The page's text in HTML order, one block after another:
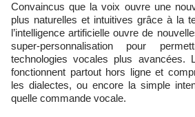
Convaincus que la voix ouvre une nouvelle ère d’expériences
plus naturelles et intuitives grâce à la
l’intelligence artificielle ouvre de
super-personnalisation pour
technologies vocales plus avancées.
fonctionnent partout hors ligne et
les dialectes, ou encore la simple
quelle commande vocale.